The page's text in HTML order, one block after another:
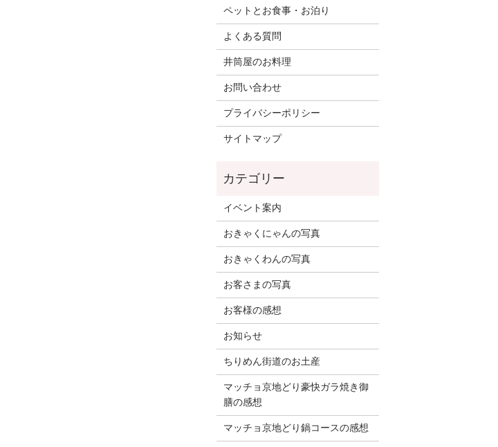
ペットとお食事・お泊り
よくある質問
井筒屋のお料理
お問い合わせ
プライバシーポリシー
サイトマップ
イベント案内
おきゃくにゃんの写真
おきゃくわんの写真
お客さまの写真
お客様の感想
お知らせ
ちりめん街道のお土産
マッチョ京地どり豪快ガラ焼き御
膳の感想
マッチョ京地どり鍋コースの感想